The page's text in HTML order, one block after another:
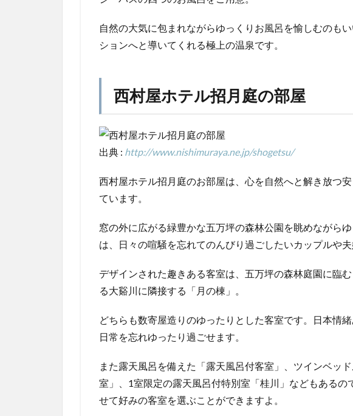
自然の大気に包まれながらゆっくりお風呂を愉しむのも
ションへと導いてくれる極上の温泉です。
西村屋ホテル招月庭の部屋
出典 : http://www.nishimuraya.ne.jp/shogetsu/
西村屋ホテル招月庭のお部屋は、心を自然へと解き放つ
ています。
窓の外に広がる緑豊かな五万坪の森林公園を眺めながら
は、日々の喧騒を忘れてのんびり過ごしたいカップルや夫
デザインされた趣きある客室は、五万坪の森林庭園に臨
る大谿川に隣接する「月の棟」。
どちらも数寄屋造りのゆったりとした客室です。日本情
日常を忘れゆったり過ごせます。
また露天風呂を備えた「露天風呂付客室」、ツインベッ
室」、1室限定の露天風呂付特別室「桂川」などもあるの
せて好みの客室を選ぶことができますよ。